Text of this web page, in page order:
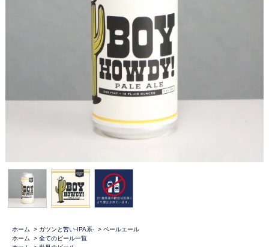
ホーム > ガツンと苦い-IPA系- > ペールエール
ホーム
> 全てのビール一覧